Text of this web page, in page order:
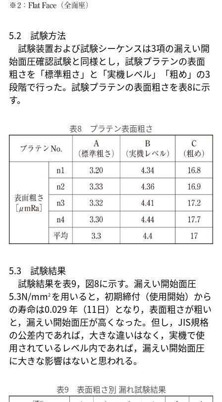
5.2 試験方法
試験装置および試験シーケンスは3項の漏えい開
始面圧確認試験と同様とし，試験プラテンの表面
粗さを「標準粗さ」と「実機レベル」「粗め」の3
段階で行った。試験プラテンの表面粗さを表8に示
す。
表8 プラテン表面粗さ
5.3 試験結果
試験結果を表9，図8に示す。漏えい開始面圧
5.3N/mm2 を用いると，初期締付（使用開始）から
の寿命は0.029 年（11日）となり，表面粗さが粗い
と，漏えい開始面圧が高くなった。但し，JIS規格
の公差内であれば，大きな違いはなく，実機で使
用されているレベル内であれば，漏えい開始面圧
に大きな影響はないと思われる。
表9 表面粗さ別 漏れ試験結果